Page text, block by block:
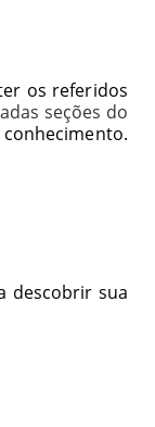
os referidos
seções do
descobrir sua